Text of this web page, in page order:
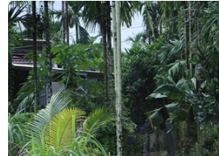
nắng nóng và bất ổn địa chính
08/08/2026 22:53
Thị trường vaccine thế giới
hướng sang người cao tuổi
08/08/2026 15:01